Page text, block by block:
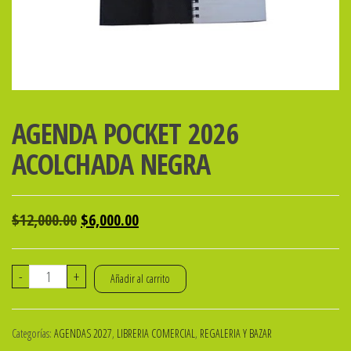
AGENDA POCKET 2026
ACOLCHADA NEGRA
$12,000.00 El
precio
original
era:
$6,000.00El
precio
actual
es:
-
AGENDA
ACOLCHADA
+ Añadir al carrito
Categorías: AGENDAS 2027, LIBRERIA COMERCIAL, REGALERIA Y BAZAR